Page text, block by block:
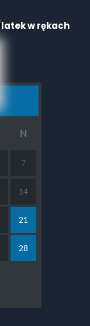
latek w rękach
N
7
14
21
28